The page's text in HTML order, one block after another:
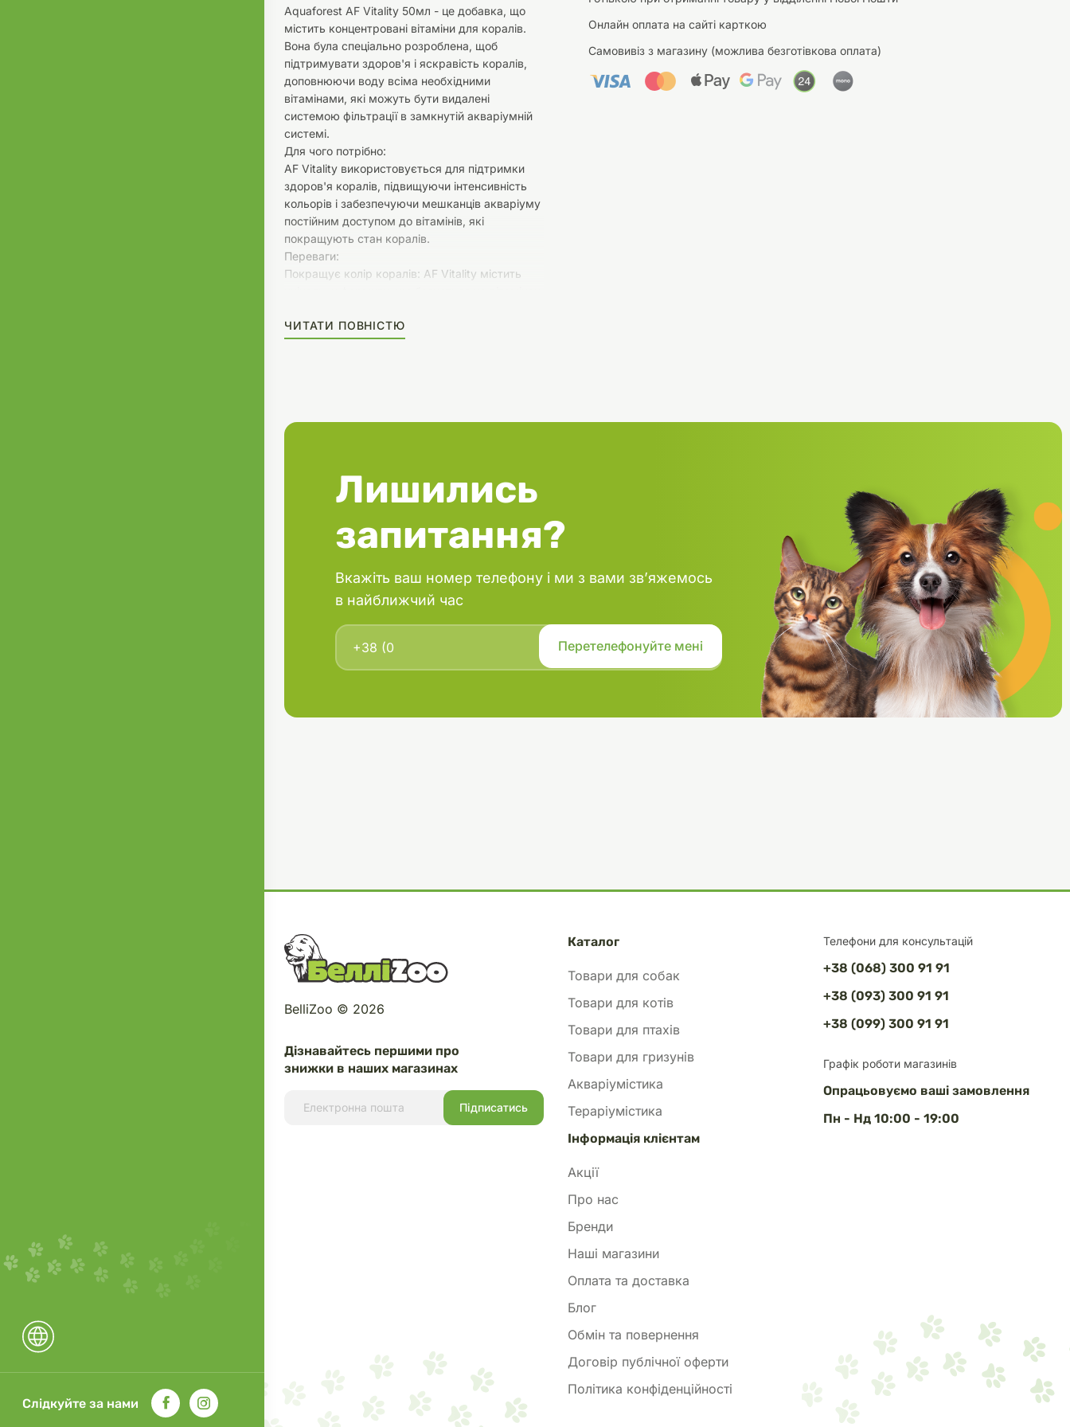
Слідкуйте за нами
Онлайн оплата на сайті карткою
Самовивіз з магазину (можлива безготівкова оплата)
Aquaforest AF Vitality 50мл - це добавка, що
містить концентровані вітаміни для коралів.
Вона була спеціально розроблена, щоб
підтримувати здоров'я і яскравість коралів,
доповнюючи воду всіма необхідними
вітамінами, які можуть бути видалені
системою фільтрації в замкнутій акваріумній
системі.
Для чого потрібно:
AF Vitality використовується для підтримки
здоров'я коралів, підвищуючи інтенсивність
кольорів і забезпечуючи мешканців акваріуму
постійним доступом до вітамінів, які
покращують стан коралів.
Переваги:
Покращує колір коралів: AF Vitality містить
найкращого забарвлення коралів.
Багатий на вітаміни: Продукт містить вітаміни
Як користуватись:
розводити. Не змішувати з іншими
продуктами в одному контейнері. Після
температура перевищує 24°C.
Об'єм: 50 мл
Тип: Добавка, що містить вітаміни для коралів
Склад: Вітаміни
ЧИТАТИ ПОВНІСТЮ
Лишились
запитання?
Вкажіть ваш номер телефону і ми з вами зв’яжемось
в найближчий час
Телефони для консультацій
+38 (068) 300 91 91
+38 (093) 300 91 91
+38 (099) 300 91 91
Графік роботи магазинів
Опрацьовуємо ваші замовлення
Пн - Нд 10:00 - 19:00
Дізнавайтесь першими про
знижки в наших магазинах
BelliZoo © 2026
Каталог
Товари для собак
Товари для котів
Товари для птахів
Товари для гризунів
Акваріумістика
Тераріумістика
Інформація клієнтам
Акції
Про нас
Бренди
Наші магазини
Оплата та доставка
Блог
Обмін та повернення
Договір публічної оферти
Політика конфіденційності